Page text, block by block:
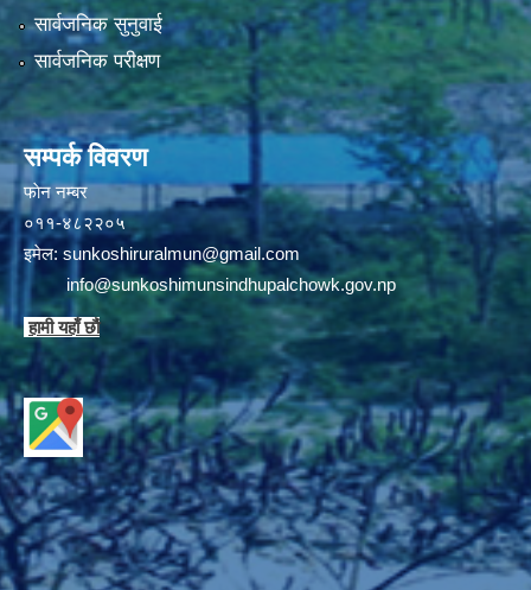
सार्वजनिक सुनुवाई
सार्वजनिक परीक्षण
सम्पर्क विवरण
फाेन न‌‍‍‍‌‌म्बर
०११-४८२२०५
इमेल: sunkoshiruralmun@gmail.com
info@sunkoshimunsindhupalchowk.gov.np
हामी यहाँ छाै‌ं